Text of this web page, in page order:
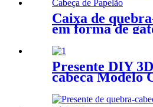
Caixa de
em forma de
armazenamento
CS159
Presente DIY
cabeça Modelo
de Cruzeiro
Souvenir ZC-